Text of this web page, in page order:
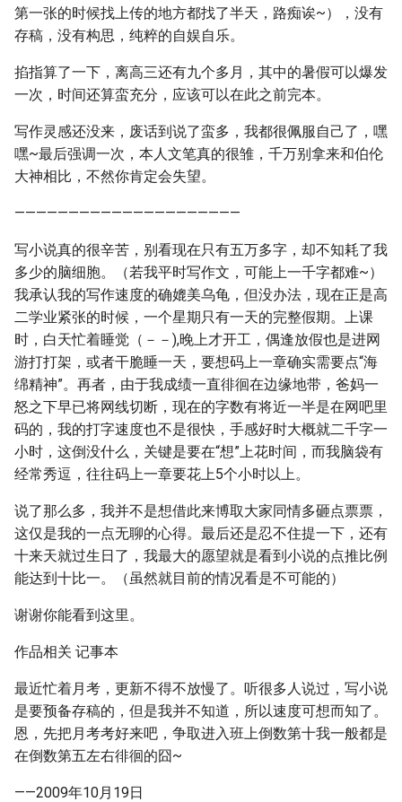
第一张的时候找上传的地方都找了半天，路痴诶~），没有
存稿，没有构思，纯粹的自娱自乐。
掐指算了一下，离高三还有九个多月，其中的暑假可以爆发
一次，时间还算蛮充分，应该可以在此之前完本。
写作灵感还没来，废话到说了蛮多，我都很佩服自己了，嘿
嘿~最后强调一次，本人文笔真的很雏，千万别拿来和伯伦
大神相比，不然你肯定会失望。
—————————————————————
写小说真的很辛苦，别看现在只有五万多字，却不知耗了我
多少的脑细胞。（若我平时写作文，可能上一千字都难~）
我承认我的写作速度的确媲美乌龟，但没办法，现在正是高
二学业紧张的时候，一个星期只有一天的完整假期。上课
时，白天忙着睡觉（－－),晚上才开工，偶逢放假也是进网
游打打架，或者干脆睡一天，要想码上一章确实需要点“海
绵精神”。再者，由于我成绩一直徘徊在边缘地带，爸妈一
怒之下早已将网线切断，现在的字数有将近一半是在网吧里
码的，我的打字速度也不是很快，手感好时大概就二千字一
小时，这倒没什么，关键是要在“想”上花时间，而我脑袋有
经常秀逗，往往码上一章要花上5个小时以上。
说了那么多，我并不是想借此来博取大家同情多砸点票票，
这仅是我的一点无聊的心得。最后还是忍不住提一下，还有
十来天就过生日了，我最大的愿望就是看到小说的点推比例
能达到十比一。（虽然就目前的情况看是不可能的）
谢谢你能看到这里。
作品相关 记事本
最近忙着月考，更新不得不放慢了。听很多人说过，写小说
是要预备存稿的，但是我并不知道，所以速度可想而知了。
恩，先把月考考好来吧，争取进入班上倒数第十我一般都是
在倒数第五左右徘徊的囧~
——2009年10月19日